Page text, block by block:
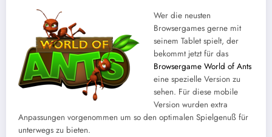
Wer die neusten
Browsergames gerne mit
seinem Tablet spielt, der
bekommt jetzt für das
Browsergame World of Ants
eine spezielle Version zu
sehen. Für diese mobile
Version wurden extra
Anpassungen vorgenommen um so den optimalen Spielgenuß für
unterwegs zu bieten.